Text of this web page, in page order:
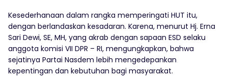
Kesederhanaan dalam rangka memperingati HUT itu,
dengan berlandaskan kesadaran. Karena, menurut Hj. Erna
Sari Dewi, SE, MH, yang akrab dengan sapaan ESD selaku
anggota komisi VII DPR – RI, mengungkapkan, bahwa
sejatinya Partai Nasdem lebih mengedepankan
kepentingan dan kebutuhan bagi masyarakat.